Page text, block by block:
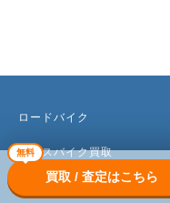
無料
買取 / 査定はこちら
ロードバイク
クロスバイク買取
マウンテンバイク買取